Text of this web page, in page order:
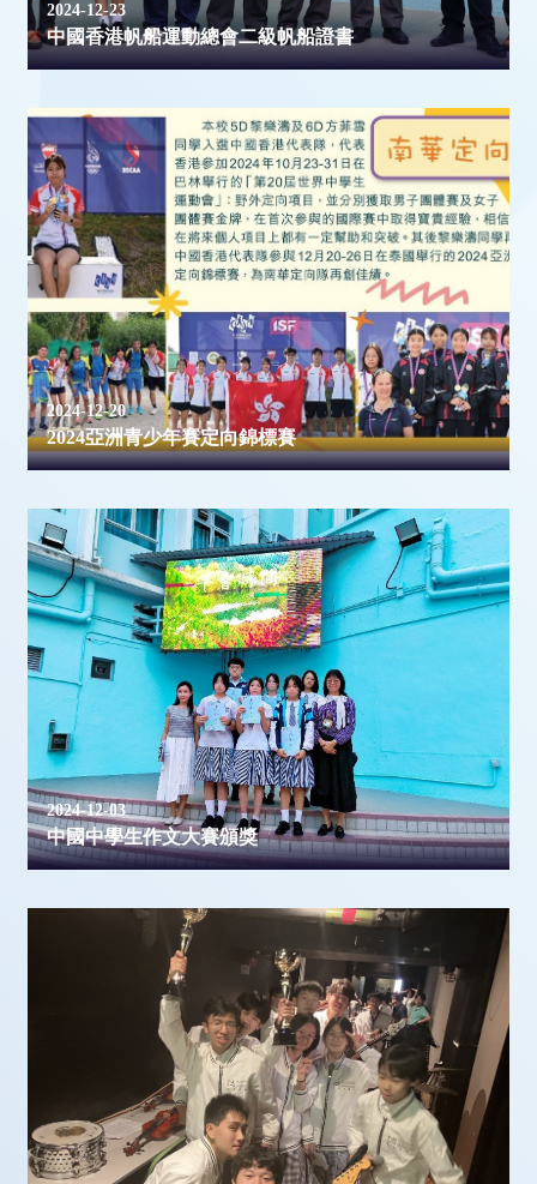
2024-12-23
中國香港帆船運動總會二級帆船證書
2024-12-20
2024亞洲青少年賽定向錦標賽
2024-12-03
中國中學生作文大賽頒獎